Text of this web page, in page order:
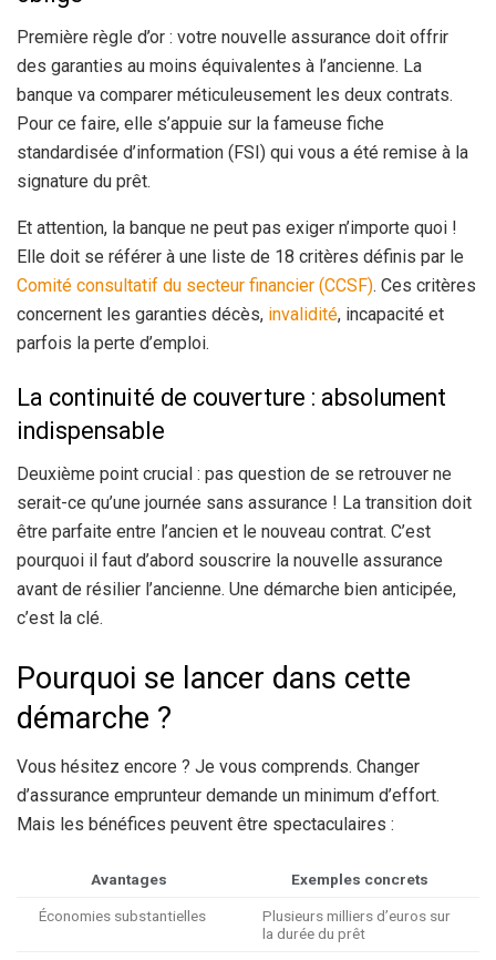
Première règle d’or : votre nouvelle assurance doit offrir
des garanties au moins équivalentes à l’ancienne. La
banque va comparer méticuleusement les deux contrats.
Pour ce faire, elle s’appuie sur la fameuse fiche
standardisée d’information (FSI) qui vous a été remise à la
signature du prêt.
Et attention, la banque ne peut pas exiger n’importe quoi !
Elle doit se référer à une liste de 18 critères définis par le
Comité consultatif du secteur financier (CCSF). Ces critères
concernent les garanties décès, invalidité, incapacité et
parfois la perte d’emploi.
La continuité de couverture : absolument
indispensable
Deuxième point crucial : pas question de se retrouver ne
serait-ce qu’une journée sans assurance ! La transition doit
être parfaite entre l’ancien et le nouveau contrat. C’est
pourquoi il faut d’abord souscrire la nouvelle assurance
avant de résilier l’ancienne. Une démarche bien anticipée,
c’est la clé.
Pourquoi se lancer dans cette
démarche ?
Vous hésitez encore ? Je vous comprends. Changer
d’assurance emprunteur demande un minimum d’effort.
Mais les bénéfices peuvent être spectaculaires :
Avantages Exemples concrets
Économies substantielles
Plusieurs milliers d’euros sur
la durée du prêt